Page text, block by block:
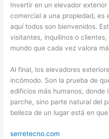
Invertir en un elevador
comercial a una propiedad, es
aquí todos son bienvenidos.
visitantes, inquilinos o
mundo que cada vez valora
Al final, los elevadores
incómodo. Son la prueba de
edificios más humanos, donde
parche, sino parte natural del
belleza de un lugar está en
serretecno.com